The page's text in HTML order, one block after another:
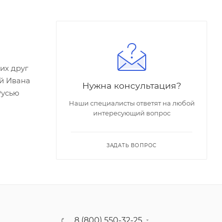
друг
Ивана
Нужна консультация?
Наши специалисты ответят на любой
интересующий вопрос
ЗАДАТЬ ВОПРОС